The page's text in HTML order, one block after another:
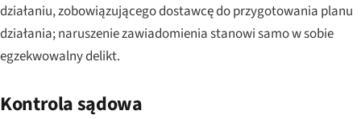
działaniu, zobowiązującego dostawcę do przygotowania planu
działania; naruszenie zawiadomienia stanowi samo w sobie
egzekwowalny delikt.
Kontrola sądowa